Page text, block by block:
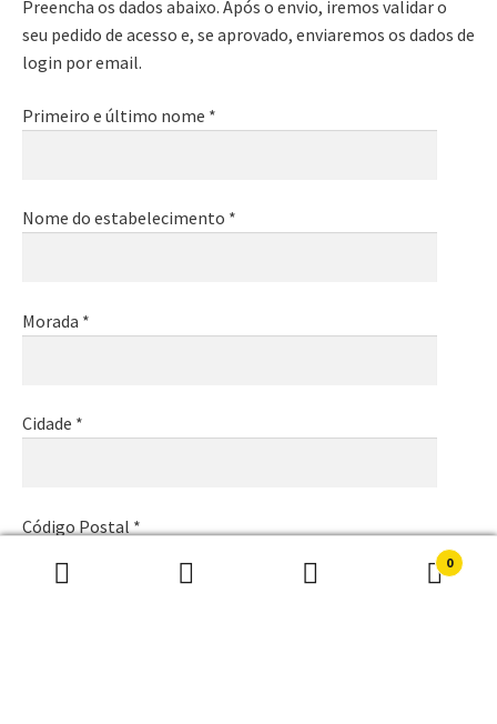
Pesquisar
Pesquisa
0
Preencha os dados abaixo. Após o envio, iremos validar o
seu pedido de acesso e, se aprovado, enviaremos os dados de
login por email.
Primeiro e último nome *
Nome do estabelecimento *
Morada *
Cidade *
Código Postal *